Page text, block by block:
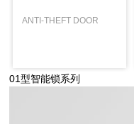
ANTI-THEFT DOOR
01型智能锁系列